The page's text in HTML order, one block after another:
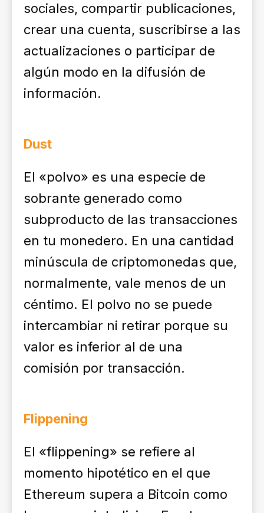
sociales, compartir publicaciones,
crear una cuenta, suscribirse a las
actualizaciones o participar de
algún modo en la difusión de
información.
Dust
El «polvo» es una especie de
sobrante generado como
subproducto de las transacciones
en tu monedero. En una cantidad
minúscula de criptomonedas que,
normalmente, vale menos de un
céntimo. El polvo no se puede
intercambiar ni retirar porque su
valor es inferior al de una
comisión por transacción.
Flippening
El «flippening» se refiere al
momento hipotético en el que
Ethereum supera a Bitcoin como